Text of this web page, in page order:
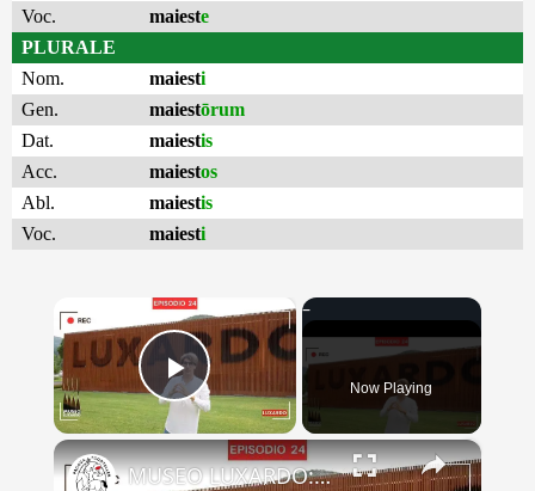
Voc.
maieste
PLURALE
Nom.
maiesti
Gen.
maiestōrum
Dat.
maiestis
Acc.
maiestos
Abl.
maiestis
Voc.
maiesti
×
Play Video Now Playing
×
MUSEO LUXARDO: Un Viaggio nel Tempo e nel Gusto